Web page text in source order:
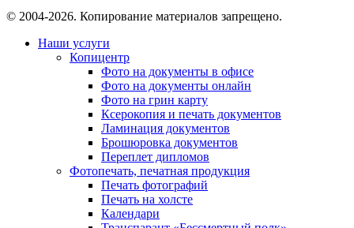
© 2004-2026. Копирование материалов запрещено.
Наши услуги
Копицентр
Фото на документы в офисе
Фото на документы онлайн
Фото на грин карту
Ксерокопия и печать документов
Ламинация документов
Брошюровка документов
Переплет дипломов
Фотопечать, печатная продукция
Печать фотографий
Печать на холсте
Календари